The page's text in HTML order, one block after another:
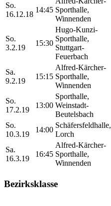
So.
16.12.18
14:45 Sporthalle,
Winnenden
So.
3.2.19
15:30
Hugo-Kunzi-
Sporthalle,
Stuttgart-
Feuerbach
Sa.
9.2.19
15:15
Alfred-Kärcher-
Sporthalle,
Winnenden
So.
17.2.19
13:00
Sporthalle,
Weinstadt-
Beutelsbach
So.
10.3.19
14:00
Schäfersfeldhalle,
Lorch
Sa.
16.3.19
16:45
Alfred-Kärcher-
Sporthalle,
Winnenden
Bezirksklasse